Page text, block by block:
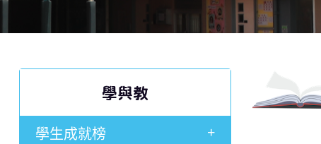
學與教
學生成就榜 +